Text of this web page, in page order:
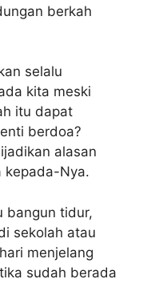
berkah
selalu
kita meski
itu dapat
berdoa?
alasan
kepada-Nya.
bangun tidur,
sekolah atau
menjelang
sudah berada